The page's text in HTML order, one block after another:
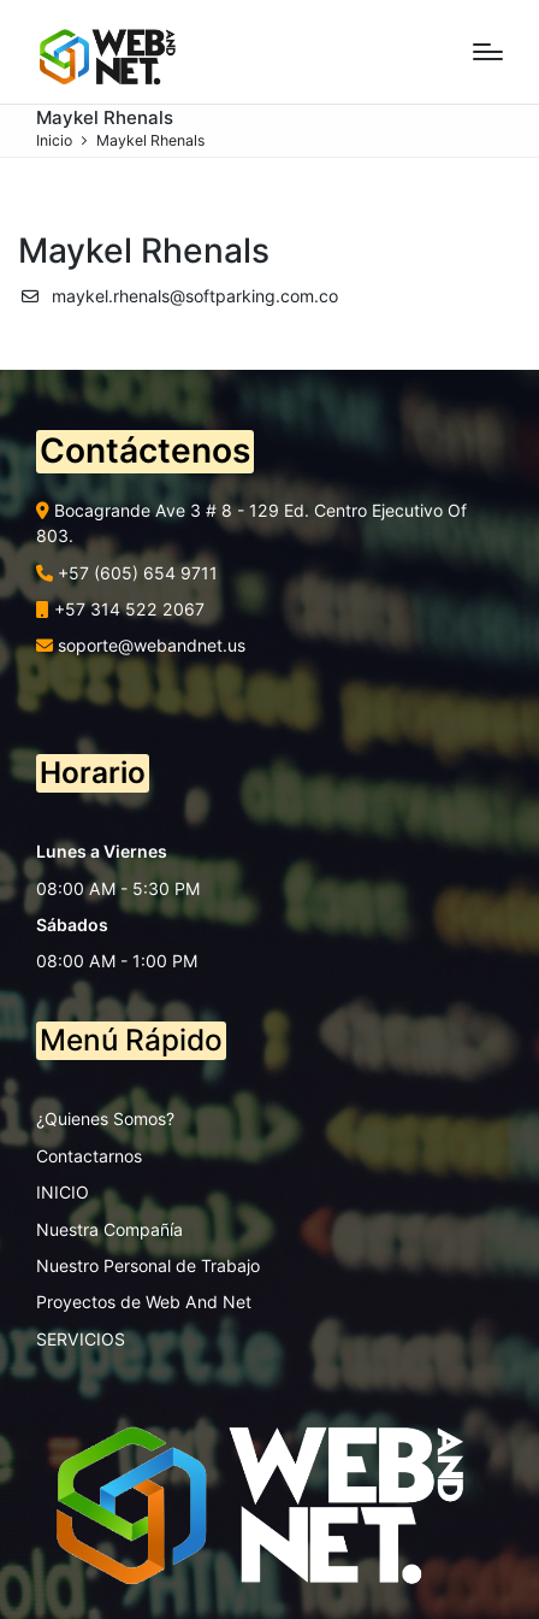
Maykel Rhenals
Inicio Maykel Rhenals
Maykel Rhenals
maykel.rhenals@softparking.com.co
Contáctenos
Bocagrande Ave 3 # 8 - 129 Ed. Centro Ejecutivo Of
803.
+57 (605) 654 9711
+57 314 522 2067
soporte@webandnet.us
Horario
Lunes a Viernes
08:00 AM - 5:30 PM
Sábados
08:00 AM - 1:00 PM
Menú Rápido
¿Quienes Somos?
Contactarnos
INICIO
Nuestra Compañía
Nuestro Personal de Trabajo
Proyectos de Web And Net
SERVICIOS